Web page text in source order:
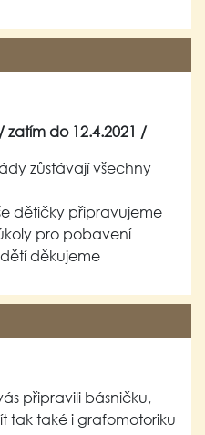
zatím do 12.4.2021 /
zůstávají všechny
dětičky připravujeme
pro pobavení
děkujeme
připravili básničku,
tak také i grafomotoriku